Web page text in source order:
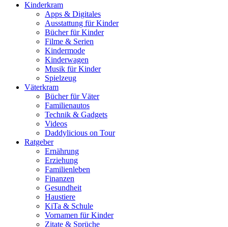
Kinderkram
Apps & Digitales
Ausstattung für Kinder
Bücher für Kinder
Filme & Serien
Kindermode
Kinderwagen
Musik für Kinder
Spielzeug
Väterkram
Bücher für Väter
Familienautos
Technik & Gadgets
Videos
Daddylicious on Tour
Ratgeber
Ernährung
Erziehung
Familienleben
Finanzen
Gesundheit
Haustiere
KiTa & Schule
Vornamen für Kinder
Zitate & Sprüche